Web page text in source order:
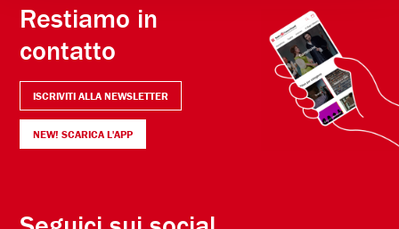
Restiamo in
contatto
ISCRIVITI ALLA NEWSLETTER
NEW! SCARICA L'APP